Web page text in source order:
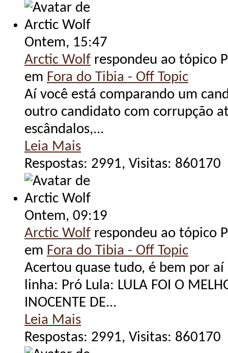
Ontem, 15:47
Arctic Wolf respondeu ao tópico
em Fora do Tibia - Off Topic
Aí você está comparando um
outro candidato com corrupção
escândalos,...
Leia Mais
Respostas: 2991, Visitas: 860170
Ontem, 09:19
Arctic Wolf respondeu ao tópico
em Fora do Tibia - Off Topic
Acertou quase tudo, é bem por
linha: Pró Lula: LULA FOI O
INOCENTE DE...
Leia Mais
Respostas: 2991, Visitas: 860170